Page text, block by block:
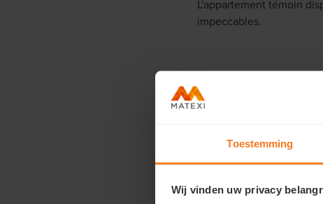
Toestemming
Wij vinden uw privacy
L'appartement témoin
impeccables.
Planifiez votre
visiter notre habitation.